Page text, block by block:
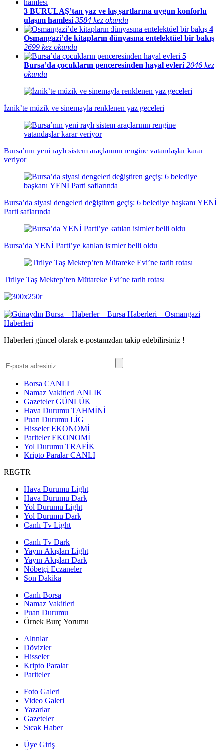
3 BURULAŞ’tan yaz ve kış şartlarına uygun konforlu
ulaşım hamlesi 3584 kez okundu
4
Osmangazi’de kitapların dünyasına entelektüel bir bakış
2699 kez okundu
5
Bursa’da çocukların penceresinden hayal evleri 2046 kez
okundu
İznik’te müzik ve sinemayla renklenen yaz geceleri
Bursa’nın yeni raylı sistem araçlarının rengine vatandaşlar karar
veriyor
Bursa’da siyasi dengeleri değiştiren geçiş: 6 belediye başkanı YENİ
Parti saflarında
Bursa’da YENİ Parti’ye katılan isimler belli oldu
Tirilye Taş Mektep’ten Mütareke Evi’ne tarih rotası
Haberleri güncel olarak e-postanızdan takip edebilirsiniz !
Borsa CANLI
Namaz Vakitleri ANLIK
GazetelerGÜNLÜK
Hava Durumu TAHMİNİ
Puan Durumu LİG
HisselerEKONOMİ
ParitelerEKONOMİ
Yol Durumu TRAFİK
Kripto ParalarCANLI
REGTR
Hava Durumu Light
Hava Durumu Dark
Yol Durumu Light
Yol Durumu Dark
Canlı Tv Light
Canlı Tv Dark
Yayın Akışları Light
Yayın Akışları Dark
Nöbetçi Eczaneler
Son Dakika
Canlı Borsa
Namaz Vakitleri
Puan Durumu
Örnek Burç Yorumu
Altınlar
Dövizler
Hisseler
Kripto Paralar
Pariteler
Foto Galeri
Video Galeri
Yazarlar
Gazeteler
Sıcak Haber
Üye Giriş